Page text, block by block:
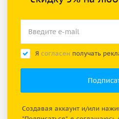
Я согласен получать
Создавая аккаунт и/или